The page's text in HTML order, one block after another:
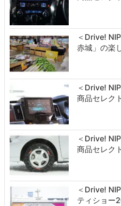
＜Drive!
赤城」の楽
＜Drive!
商品セレク
＜Drive!
商品セレク
＜Drive!
ティショー